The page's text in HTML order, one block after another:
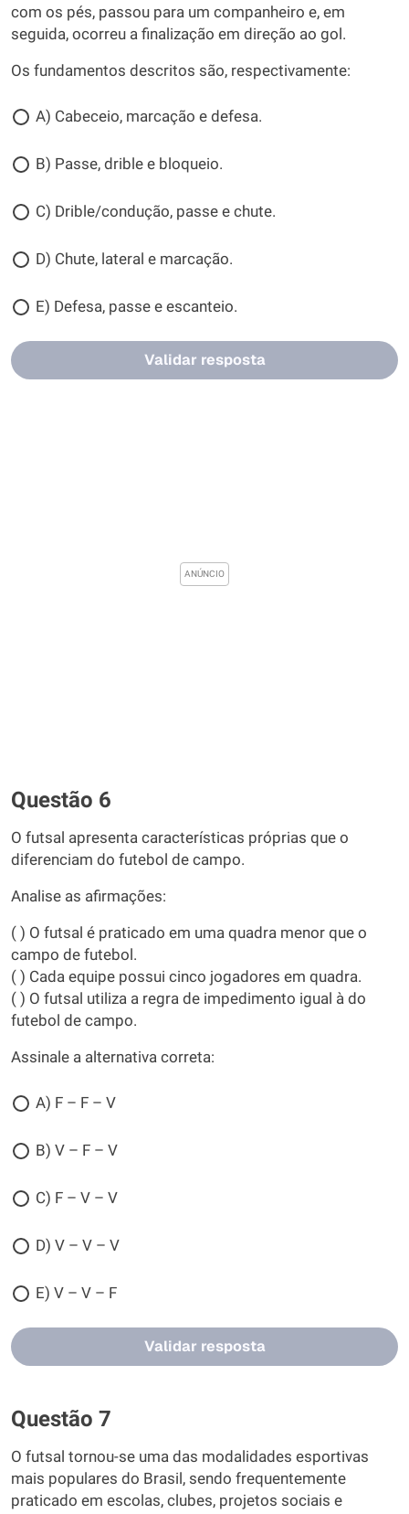
com os pés, passou para um companheiro e, em
seguida, ocorreu a finalização em direção ao gol.
Os fundamentos descritos são, respectivamente:
A) Cabeceio, marcação e defesa.
B) Passe, drible e bloqueio.
C) Drible/condução, passe e chute.
D) Chute, lateral e marcação.
E) Defesa, passe e escanteio.
Validar resposta
Questão 6
O futsal apresenta características próprias que o
diferenciam do futebol de campo.
Analise as afirmações:
( ) O futsal é praticado em uma quadra menor que o
campo de futebol.
( ) Cada equipe possui cinco jogadores em quadra.
( ) O futsal utiliza a regra de impedimento igual à do
futebol de campo.
Assinale a alternativa correta:
A) F – F – V
B) V – F – V
C) F – V – V
D) V – V – V
E) V – V – F
Validar resposta
Questão 7
O futsal tornou-se uma das modalidades esportivas
mais populares do Brasil, sendo frequentemente
praticado em escolas, clubes, projetos sociais e